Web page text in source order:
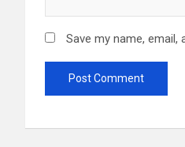
Save my name,